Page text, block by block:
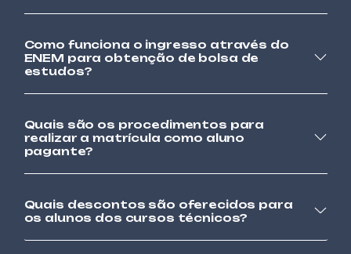
AUTOMAÇÃO
CONTROLADOR LÓGICO PROGRAMÁVEL
BÁSICO – CLP
TÊXTIL
COSTURA INDUSTRIAL DE MÁQUINA RETA E
OVERLOCK
COSTURA INDUSTRIAL EM MÁQUINA
OVERLOCK
Como funciona o ingresso através do
ENEM para obtenção de bolsa de
estudos?
Quais são os procedimentos para
realizar a matrícula como aluno
pagante?
Quais descontos são oferecidos para
os alunos dos cursos técnicos?